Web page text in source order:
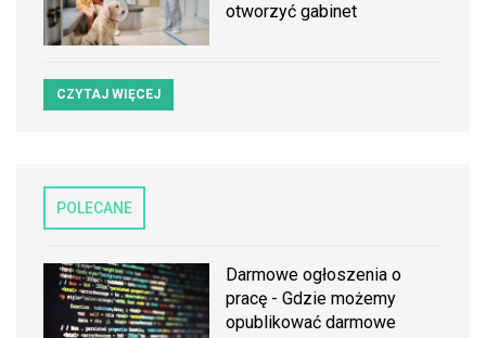
otworzyć gabinet
CZYTAJ WIĘCEJ
POLECANE
Darmowe ogłoszenia o
pracę - Gdzie możemy
opublikować darmowe